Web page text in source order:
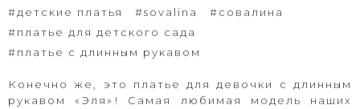
#детские платья
#sovalina
#совалина
#платье для детского сада
#платье с длинным рукавом
Конечно же, это платье для девочки с длинным
рукавом «Эля»⁣! Самая любимая модель наших